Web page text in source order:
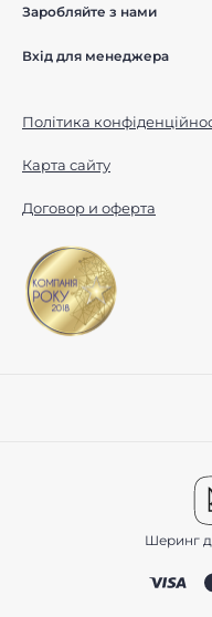
Заробляйте з нами
Вхід для менеджера
Політика
Карта сайту
Договор и оферта
Шеринг